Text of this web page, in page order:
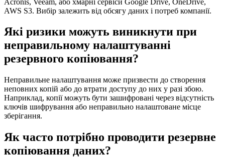
AWS S3. Вибір залежить від обсягу даних і потреб компанії.
Які ризики можуть виникнути при
неправильному налаштуванні
резервного копіювання?
Неправильне налаштування може призвести до створення
неповних копій або до втрати доступу до них у разі збою.
Наприклад, копії можуть бути зашифровані через відсутність
ключів шифрування або неправильно налаштоване місце
зберігання.
Як часто потрібно проводити резервне
копіювання даних?